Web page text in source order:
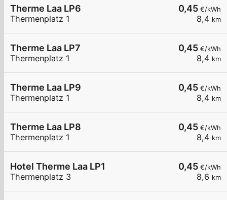
0,45 €/kWh
8,4 km
Therme Laa LP6
Thermenplatz 1
0,45 €/kWh
8,4 km
Therme Laa LP7
Thermenplatz 1
0,45 €/kWh
8,4 km
Therme Laa LP9
Thermenplatz 1
0,45 €/kWh
8,4 km
Therme Laa LP8
Thermenplatz 1
0,45 €/kWh
8,6 km
Hotel Therme Laa LP1
Thermenplatz 3